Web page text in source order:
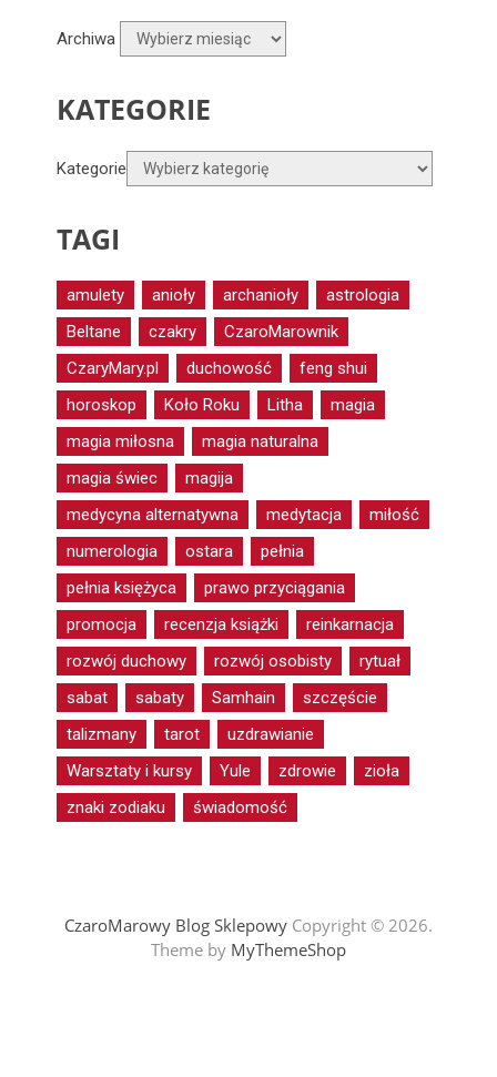
Archiwa
KATEGORIE
Kategorie
TAGI
amulety anioły archanioły
astrologia
Beltane
czakry
CzaroMarownik
CzaryMary.pl
duchowość
feng shui
horoskop
Koło Roku Litha
magia
magia miłosna
magia naturalna
magia świec
magija
medycyna alternatywna
medytacja
miłość
numerologia
ostara
pełnia
pełnia księżyca
prawo przyciągania
promocja
recenzja książki
reinkarnacja
rozwój duchowy
rozwój osobisty
rytuał
sabat
sabaty Samhain
szczęście
talizmany
tarot
uzdrawianie
Warsztaty i kursy
Yule zdrowie
zioła
znaki zodiaku
świadomość
CzaroMarowy Blog SklepowyCopyright © 2026.
Theme by MyThemeShop